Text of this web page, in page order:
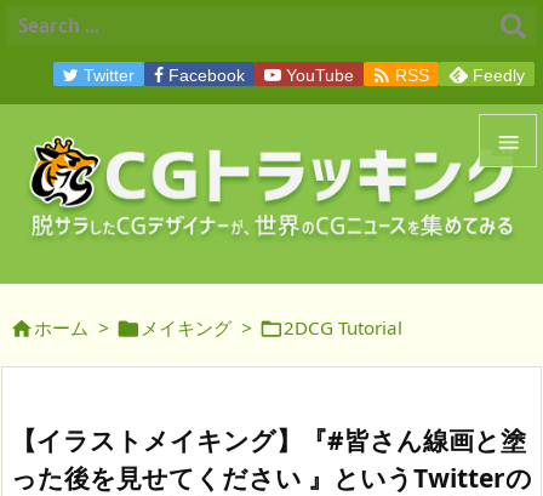


メニュ
前へ
次へ

Twitter Facebook YouTube  RSS Feedly
ホーム >  メイキング > 2DCG Tutorial
【イラストメイキング】『#皆さん線画と塗
った後を見せてください 』というTwitterの